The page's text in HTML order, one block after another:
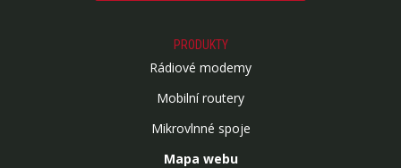
PRODUKTY
Rádiové modemy
Mobilní routery
Mikrovlnné spoje
Mapa webu